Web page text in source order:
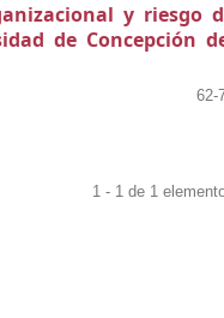
y riesgo
de Concepción
62-
1 - 1 de 1